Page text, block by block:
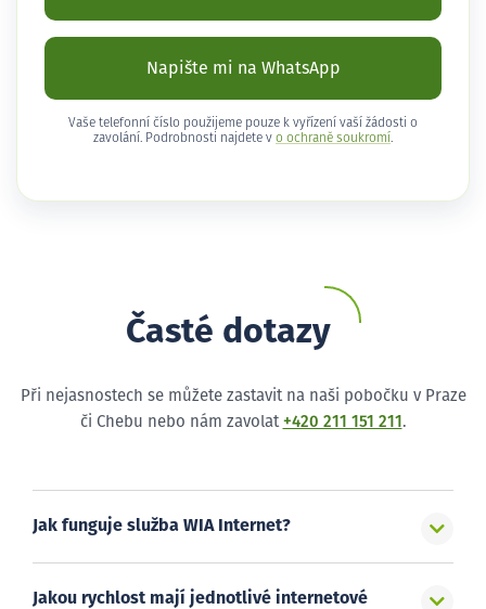
Napište mi na WhatsApp
Vaše telefonní číslo použijeme pouze k vyřízení vaší žádosti o
zavolání. Podrobnosti najdete v o ochraně soukromí .
Časté dotazy
Při nejasnostech se můžete zastavit na naši pobočku v Praze
či Chebu nebo nám zavolat +420 211 151 211 .
Jak funguje služba WIA Internet?
Jakou rychlost mají jednotlivé internetové